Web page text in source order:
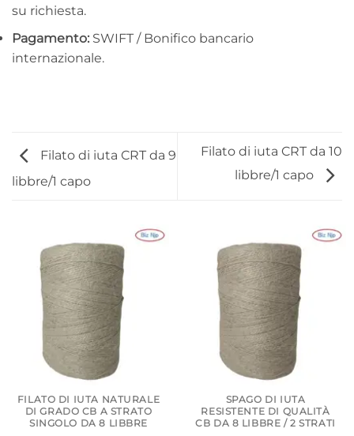
su richiesta.
Pagamento: SWIFT / Bonifico bancario
internazionale.
Filato di iuta CRT da 9
libbre/1 capo
Filato di iuta CRT da 10
libbre/1 capo
FILATO DI IUTA NATURALE
DI GRADO CB A STRATO
SINGOLO DA 8 LIBBRE
SPAGO DI IUTA
RESISTENTE DI QUALITÀ
CB DA 8 LIBBRE / 2 STRATI